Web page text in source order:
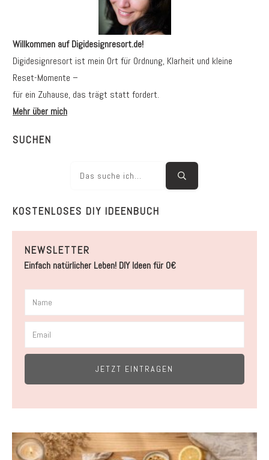
Willkommen auf Digidesignresort.de!
Digidesignresort ist mein Ort für Ordnung, Klarheit und kleine
Reset-Momente –
für ein Zuhause, das trägt statt fordert.
Mehr über mich
SUCHEN
KOSTENLOSES DIY IDEENBUCH
NEWSLETTER
Einfach natürlicher Leben! DIY Ideen für 0€
JETZT EINTRAGEN